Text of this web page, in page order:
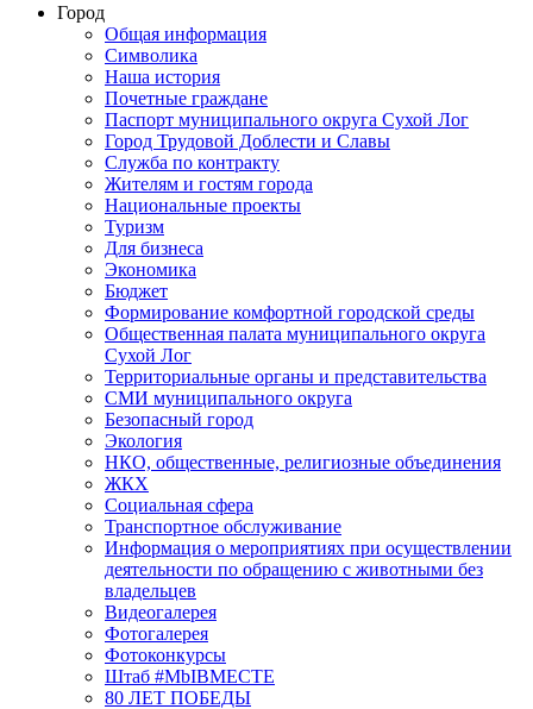
Город
Общая информация
Символика
Наша история
Почетные граждане
Паспорт муниципального округа Сухой Лог
Город Трудовой Доблести и Славы
Служба по контракту
Жителям и гостям города
Национальные проекты
Туризм
Для бизнеса
Экономика
Бюджет
Формирование комфортной городской среды
Общественная палата муниципального округа
Сухой Лог
Территориальные органы и представительства
СМИ муниципального округа
Безопасный город
Экология
НКО, общественные, религиозные объединения
ЖКХ
Социальная сфера
Транспортное обслуживание
Информация о мероприятиях при осуществлении
деятельности по обращению с животными без
владельцев
Видеогалерея
Фотогалерея
Фотоконкурсы
Штаб #MbIBMECTE
80 ЛЕТ ПОБЕДЫ